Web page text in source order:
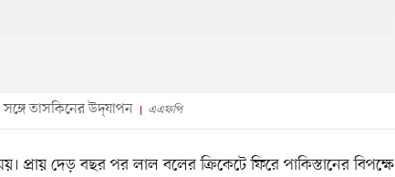
তাসকিনের উদ্‌যাপন এএফপি
দেড় বছর পর লাল বলের ক্রিকেটে ফিরে পাকিস্তানের বিপক্ষে